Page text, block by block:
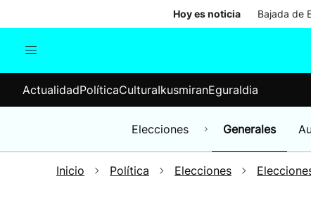
Hoy es noticia Bajada de
Elecciones
ActualidadPolíticaCulturaIkusmiranEguraldia
Elecciones Generales
Inicio Política Elecciones